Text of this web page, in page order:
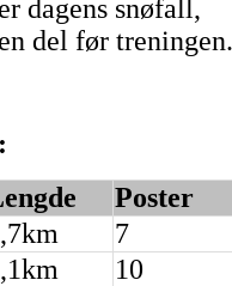
dagens snøfall,
del før treningen.
Poster
7
10